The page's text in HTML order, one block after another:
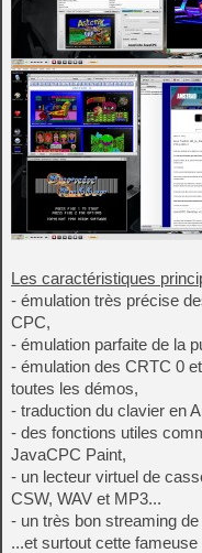
Les caractéristiques
- émulation très précise
CPC,
- émulation parfaite de la
- émulation des CRTC 0
toutes les démos,
- traduction du clavier en
- des fonctions utiles
JavaCPC Paint,
- un lecteur virtuel de
CSW, WAV et MP3...
- un très bon streaming
...et surtout cette